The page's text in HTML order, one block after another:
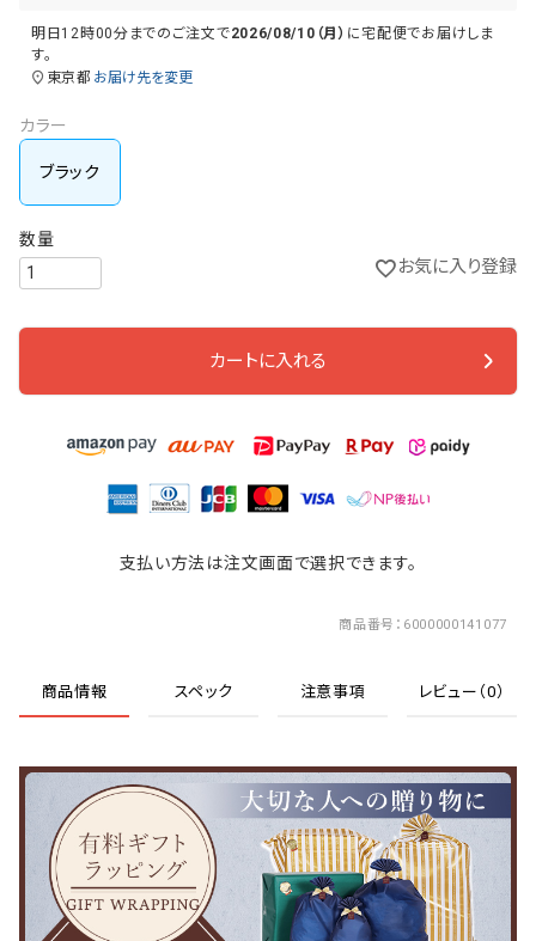
明日12時00分 までのご注文で2026/08/10（月） に宅配便でお届けしま
す。
東京都 お届け先を変更
カラー
ブラック
お気に入り登録
カートに入れる
支払い方法は注文画面で選択できます。
商品番号 6000000141077
商品情報 スペック 注意事項 レビュー（0）